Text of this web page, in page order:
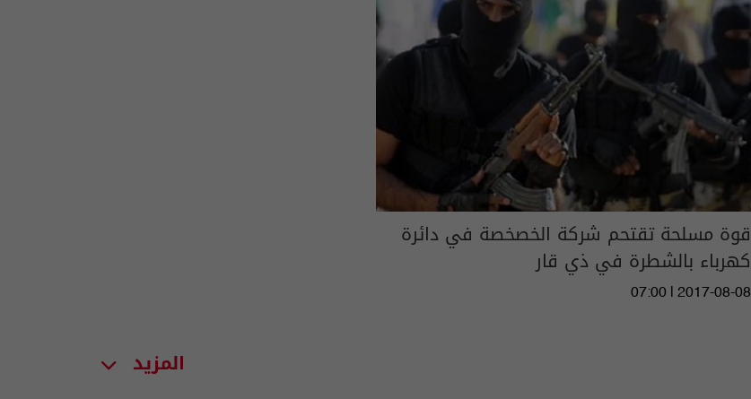
قوة مسلحة تقتحم شركة الخصخصة في دائرة
كهرباء بالشطرة في ذي قار
07:00 | 2017-08-08
المزيد